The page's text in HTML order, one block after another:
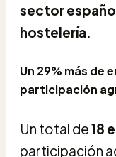
sector
hostelería.
Un 29% más de
participación
Un total de18
participación